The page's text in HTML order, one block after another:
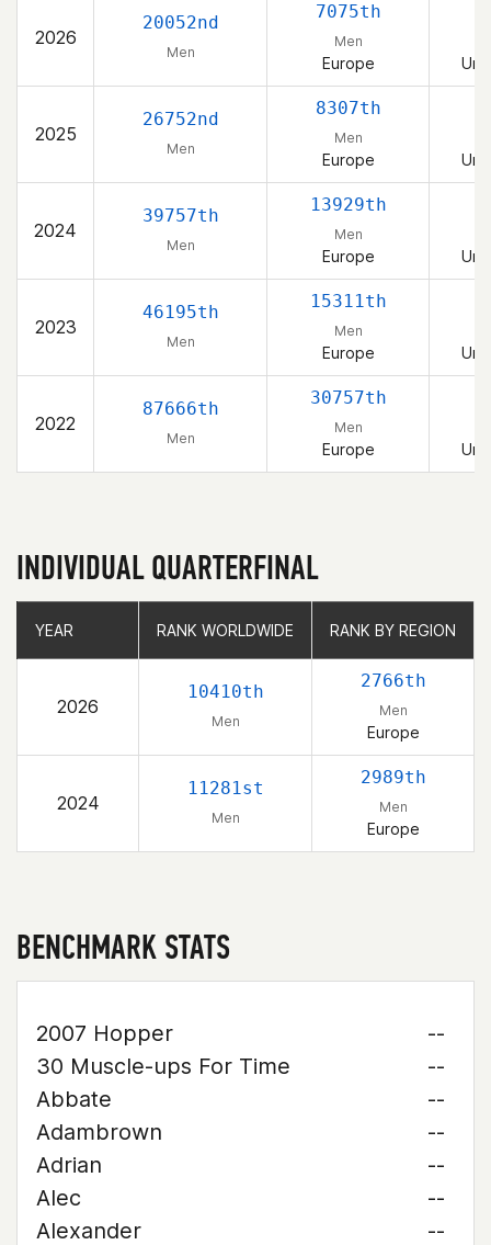
2026
20052nd
Men
7075th
Men
Europe
2025
26752nd
Men
8307th
Men
Europe
2024
39757th
Men
13929th
Men
Europe
2023
46195th
Men
15311th
Men
Europe
2022
87666th
Men
30757th
Men
Europe
INDIVIDUAL QUARTERFINAL
YEAR RANK WORLDWIDE RANK BY REGION
2026
10410th
Men
2766th
Men
Europe
2024
11281st
Men
2989th
Men
Europe
YEAR RANK WORLDWIDE RANK BY REGION
BENCHMARK STATS
2007 Hopper
--
30 Muscle-ups For Time
--
Abbate
--
Adambrown
--
Adrian
--
Alec
--
Alexander
--